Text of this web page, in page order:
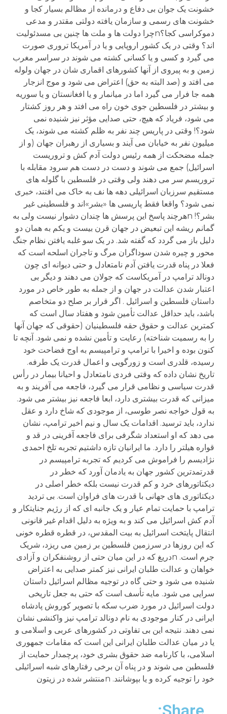
خشونت یک جوان بی دفاع و درمانده از مظالم بسیار کجا و
خشونت های رسمی و سازمان یافته دولتی مقتدر و مدعی
دموکراسی کجا؟nچرا دولت ها و ملت ها چنین بی مسدئولیت
اند؟ وقتی در یک کشور اروپایی و یا در آمریکا تروری صورت
می گیرد و کسی و یا کسانی کشته می شوند در سراسر مغرب
زمین و به پیروی از آنها کشورهای اقماری شان در جهان ولوله
می افتد و (صد البته به حق) اعتراض می شود و موج انزجار
همه جا فرار می گیرد اما در میانمار و یا افغانستان و یا سوریه
و بیشتر در فلسطین جوی خون راه می افتد و هر روز کشتار
می شود، فریاد که هیچ، حتی صدایی مؤثر نیز شنیده نمی
شود؟! وقتی در پاریس چند نفر به ظلم کشته می شوند، یک
میلیون نفر به خیابان می آیند و بسیاری از رهبران جهان (و از
جمله مضحکت از همه رئیس دولت آدم کش و تروریست
اسرائیل) جمع می شوند و دست در دست هم سرود مقابله با
تروریسم سر می دهند ولی وقتی در فلسطین با گلوله های
مستقیم سرزبان اسرائیلی دهه ها نف به خاک می افتند، خبری
نمی شود؟ واقعا فقط پاریسی ها «بشر»اند و فلسطینی غیر
بشر؟! nهرچند پاسخ این پرسش ها چندان دشوار نیست ولی به
گمانم ریشه این تبعیض در جهان قرن بیست و یکم به همان دو
دلیل باز می گردد که گفته شد. در یک سو غلبه یافتن نظام جنگ
محور و چیره شدن سوداگران مرگ و تاجران اسلحه است که
فعلا در پناه قدرت یافتن آدم نامتعادل و حتی دیوانه ای چون
دونالد ترامپ در آمریکاست که جولان می دهند و دیگر بی
اعتبار شدن عدالت در جهان و از جمله به طور خاص در مورد
داستان فلسطین و اسرائیل . اگر قرار بر صلح دو متخاصم
باشد، باید حداقل عدالت تأمین شود و هفتاد سال است که
کمترین عدالت و حقوق حقه فلسطینیان (حقوقی که جهان آنها
را به رسمیت شناخته) رعایت و تأمین نشده و نمی شود. آنچه تا
کنون بوده و اخیرا با ترامپ و ترامپیسم به اوج فضاحت خود
رسیده، قلدری است و زورگویی و اعمال قدرت یک طرفه.
تاریخ نشان داده که وقتی فردی نامتعادل و احیانا بیمار در رأس
قدرت سیاسی و نظامی قرار می گیرد، فاجعه می آفریند و به
میزانی که قدرت بیشتری دارد، ابعا فاجعه نیز بیشتر می شود.
به قول خواجه نصر طوسی، از موجودی که شاخ دارد و عقل
ندارد، باید ترسید. اقدامات یک سال و نیم اخیر ترامپ، نشان
می دهد که او استعداد شگرفی برای فاجعه آفرینی در قد و
قواره هیلتر را دارد. ما ایرانیان تازه داشتیم تجربه تلخ احمدی
نژادیسم را فراموش می کردیم که تجربه ترامپیسم در
قدرتمدترین کشور جهان به یادمان آورد که خطر در
دیکتاتورهای خرد و کم قدرت نیست بلکه خطر اصلی در
دیکتاتوری های جهانی با قدرت های فراوان است. بی تردید
ترامپ با حمایت تمام عیار و یک جانبه ای که از رژیم جنایتکار و
آدم کش اسرائیل می کند و به ویژه به دلیل اقدام غیر قانونی
انتقال پایتخت اسرائیل به بیت المقدس، در قطره قطره خونی
که این روزها در سرزمین فلسطین بر زمین می ریزد، شریک
جرم است. nدریغ که در این میان حتی از روشنفکران و آزادی
خواهان و عدالت طلبان ایرانی نیز کمتر صدایی به اعتراض
شنیده می شود و حتی گاه در توجیه مظالم اسرائیل داستان
سرایی می شود. مایه تأسف است که حتی به جعل تاریخی
دولت اسرائیل در مورد ضرب سکه با تصویر کوروش پادشاه
ایرانی در کنار موجودی به نام دونالد ترامپ نیز واکنشی نشان
نمی دهند. نتیجه این بی تفاوتی در کشورهای عربی و اسلامی و
یا در میان عدالت طلبان ایرانی این است که مقامات جمهوری
اسلامی، با کارنامه ضد حقوق بشری خود، پرچمدار حمایت از
فلسطین می شوند و در پناه آن برخی رفتارهای شبه اسرائیلی
خود را توجیه کرده و یا بپوشانند. nمنتشر شده در زیتون